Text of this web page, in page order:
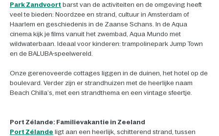
Park Zandvoort barst van de activiteiten en de omgeving heeft
veel te bieden: Noordzee en strand, cultuur in Amsterdam of
Haarlem en geschiedenis in de Zaanse Schans. In de Aqua
cinema kijk je films vanuit het zwembad, Aqua Mundo met
wildwaterbaan. Ideaal voor kinderen: trampolinepark Jump Town
en de BALUBA-speelwereld.
Onze gerenoveerde cottages liggen in de duinen, het hotel op de
boulevard. Verder zijn er strandhuizen met de heerlijke naam
Beach Chilla’s, met een strandthema en een vintage sfeertje.
Port Zélande: Familievakantie in Zeeland
Port Zélande ligt aan een heerlijk, schitterend strand, tussen